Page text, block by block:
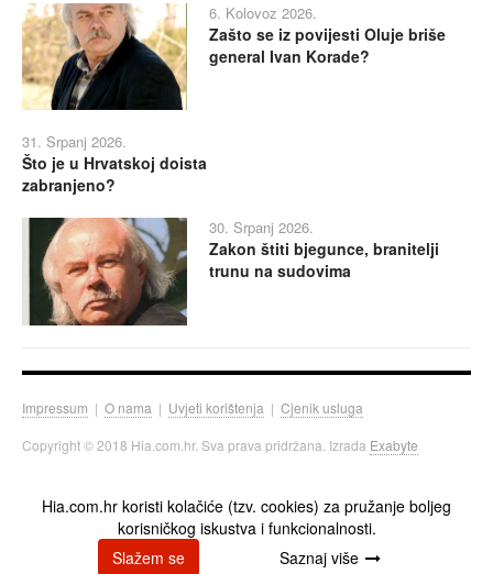
6. Kolovoz 2026.
Zašto se iz povijesti Oluje briše
general Ivan Korade?
31. Srpanj 2026.
Što je u Hrvatskoj doista
zabranjeno?
30. Srpanj 2026.
Zakon štiti bjegunce, branitelji
trunu na sudovima
Impressum | O nama | Uvjeti korištenja | Cjenik usluga
Copyright © 2018 Hia.com.hr. Sva prava pridržana. Izrada Exabyte
Hia.com.hr koristi kolačiće (tzv. cookies) za pružanje boljeg
korisničkog iskustva i funkcionalnosti.
Slažem se
Saznaj više